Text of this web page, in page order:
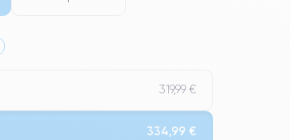
319,99 €
334,99 €